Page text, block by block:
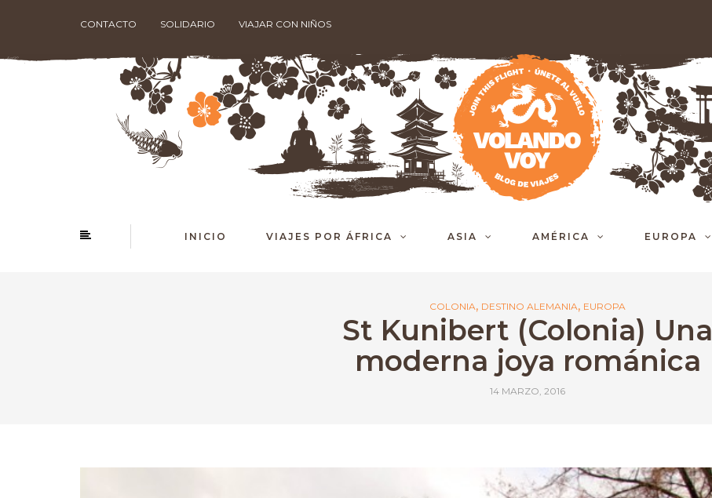
CONTACTO SOLIDARIO VIAJAR CON NIÑOS
INICIO VIAJES POR ÁFRICA ASIA AMÉRICA EUROPA
COLONIA, DESTINO ALEMANIA, EUROPA
St Kunibert (Colonia) Una
moderna joya románica
14 MARZO, 2016